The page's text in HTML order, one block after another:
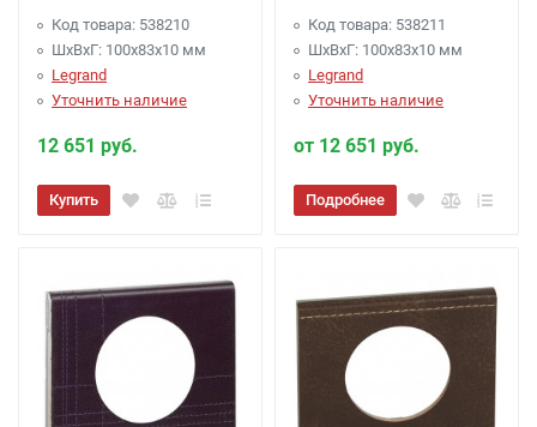
Код товара: 538210
ШхВхГ: 100x83x10 мм
Legrand
Уточнить наличие
12 651 руб.
Купить
Код товара: 538211
ШхВхГ: 100x83x10 мм
Legrand
Уточнить наличие
от 12 651 руб.
Подробнее